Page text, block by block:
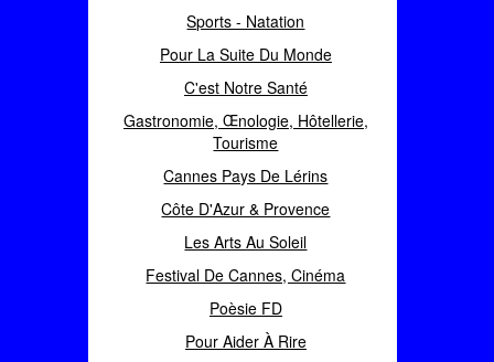
Sports - Natation
Pour La Suite Du Monde
C'est Notre Santé
Gastronomie, Œnologie, Hôtellerie,
Tourisme
Cannes Pays De Lérins
Côte D'Azur & Provence
Les Arts Au Soleil
Festival De Cannes, Cinéma
Poèsie FD
Pour Aider À Rire